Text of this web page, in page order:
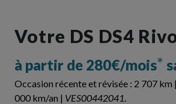
Votre DS DS4
à partir de 280€/mois*
Occasion récente et révisée : 2 707 km
000 km/an | VES00442041.